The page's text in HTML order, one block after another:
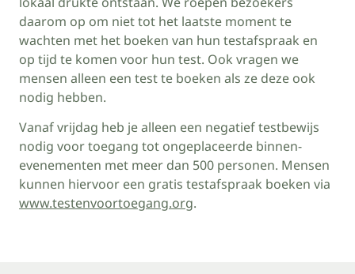
daarom op om niet tot het laatste moment te
wachten met het boeken van hun testafspraak en
op tijd te komen voor hun test. Ook vragen we
mensen alleen een test te boeken als ze deze ook
nodig hebben.
Vanaf vrijdag heb je alleen een negatief testbewijs
nodig voor toegang tot ongeplaceerde binnen-
evenementen met meer dan 500 personen. Mensen
kunnen hiervoor een gratis testafspraak boeken via
www.testenvoortoegang.org.